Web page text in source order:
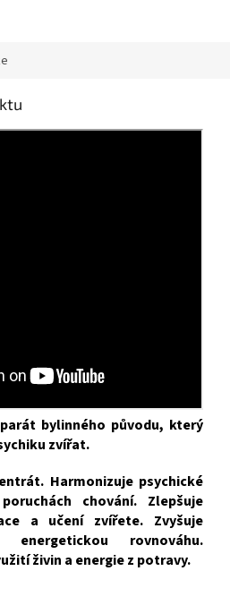
bylinného původu, který
zvířat.
Harmonizuje psychické
chování. Zlepšuje
a učení zvířete. Zvyšuje
rovnováhu.
živin a energie z potravy.